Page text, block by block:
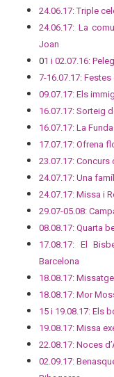
24.06.17: Triple
24.06.17: La
Joan
01 i 02.07.16:
7-16.07.17:
09.07.17: Els
16.07.17: Sorteig
16.07.17: La
17.07.17: Ofrena
23.07.17: Concurs
24.07.17: Una
24.07.17: Missa i
29.07-05.08:
08.08.17: Quarta
17.08.17: El
Barcelona
18.08.17:
18.08.17: Mor
15 i 19.08.17: Els
19.08.17: Missa
22.08.17: Noces
02.09.17: